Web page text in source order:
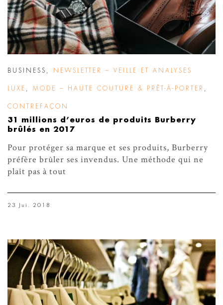
BUSINESS NEWSLETTER – VEILLE ET ANALYSES
LUXE MODE – HAUTE COUTURE & PRÊT-À-PORTER
CONTREFAÇON
31 millions d’euros de produits Burberry
brûlés en 2017
Pour protéger sa marque et ses produits, Burberry
préfère brûler ses invendus. Une méthode qui ne
plaît pas à tout
23 Jui. 2018